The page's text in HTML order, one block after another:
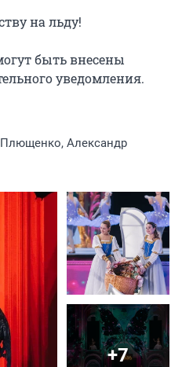
на льду!
быть внесены
уведомления.
Александр
+7